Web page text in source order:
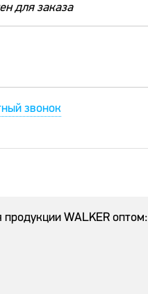
для заказа
звонок
WALKER оптом: